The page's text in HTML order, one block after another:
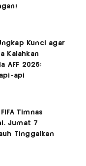
Kunci agar
Kalahkan
AFF 2026:
api
Timnas
Jumat 7
Tinggalkan